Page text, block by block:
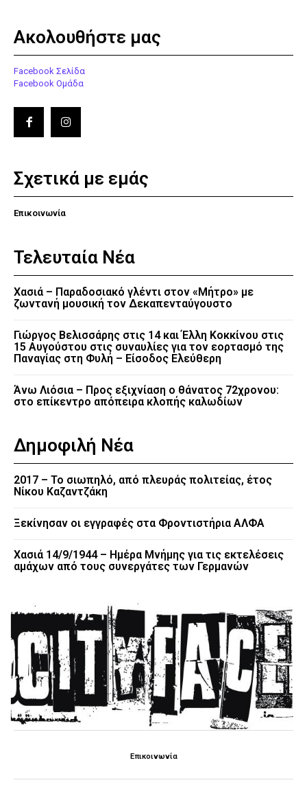
Ακολουθήστε μας
Facebook Σελίδα
Facebook Ομάδα
Σχετικά με εμάς
Επικοινωνία
Τελευταία Νέα
Χασιά – Παραδοσιακό γλέντι στον «Μήτρο» με
ζωντανή μουσική τον Δεκαπενταύγουστο
Γιώργος Βελισσάρης στις 14 και Έλλη Κοκκίνου στις
15 Αυγούστου στις συναυλίες για τον εορτασμό της
Παναγίας στη Φυλή – Είσοδος Ελεύθερη
Άνω Λιόσια – Προς εξιχνίαση ο θάνατος 72χρονου:
στο επίκεντρο απόπειρα κλοπής καλωδίων
Δημοφιλή Νέα
2017 – Το σιωπηλό, από πλευράς πολιτείας, έτος
Νίκου Καζαντζάκη
Ξεκίνησαν οι εγγραφές στα Φροντιστήρια ΑΛΦΑ
Χασιά 14/9/1944 – Ημέρα Μνήμης για τις εκτελέσεις
αμάχων από τους συνεργάτες των Γερμανών
Επικοινωνία